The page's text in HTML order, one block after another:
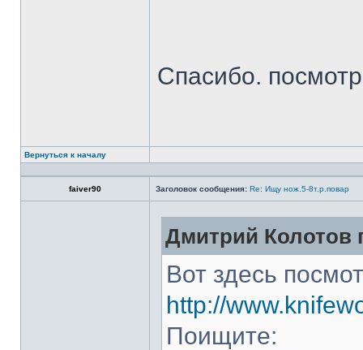
Спасибо.
Вернуться к началу
faiver90 Заголовок сообщения: Re: Ищу нож.5-8т.р.повар
Дмитрий Колотов
Вот здесь
http://
Поищите: